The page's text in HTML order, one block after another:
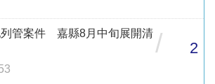
列管案件 嘉縣8月中旬展開清 / 2